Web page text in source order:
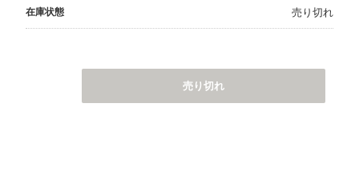
在庫状態 売り切れ
売り切れ